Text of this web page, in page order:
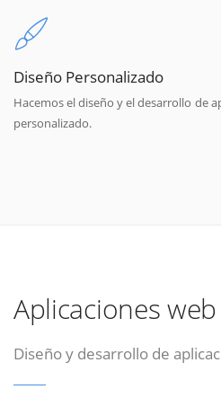
Diseño Personalizado
Hacemos el diseño y el desarrollo de
personalizado.
Aplicaciones
Diseño y desarrollo de